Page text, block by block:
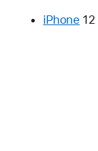
iPhone